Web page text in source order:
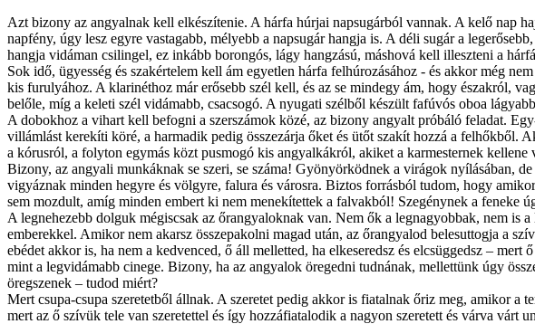
Azt bizony az angyalnak kell elkészítenie. A hárfa húrjai napsugárból vannak. A kelő nap
napfény, úgy lesz egyre vastagabb, mélyebb a napsugár hangja is. A déli sugár a
hangja vidáman csilingel, ez inkább borongós, lágy hangzású, máshová kell illeszteni a
Sok idő, ügyesség és szakértelem kell ám egyetlen hárfa felhúrozásához - és akkor még
kis furulyához. A klarinéthoz már erősebb szél kell, és az se mindegy ám, hogy északról,
belőle, míg a keleti szél vidámabb, csacsogó. A nyugati szélből készült fafúvós oboa
A dobokhoz a vihart kell befogni a szerszámok közé, az bizony angyalt próbáló feladat.
villámlást kerekíti köré, a harmadik pedig összezárja őket és ütőt szakít hozzá a felhőkből.
a kórusról, a folyton egymás közt pusmogó kis angyalkákról, akiket a karmesternek
Bizony, az angyali munkáknak se szeri, se száma! Gyönyörködnek a virágok nyílásában,
vigyáznak minden hegyre és völgyre, falura és városra. Biztos forrásból tudom, hogy
sem mozdult, amíg minden embert ki nem menekítettek a falvakból! Szegénynek a feneke
A legnehezebb dolguk mégiscsak az őrangyaloknak van. Nem ők a legnagyobbak, nem
emberekkel. Amikor nem akarsz összepakolni magad után, az őrangyalod belesuttogja a
ebédet akkor is, ha nem a kedvenced, ő áll melletted, ha elkeseredsz és elcsüggedsz –
mint a legvidámabb cinege. Bizony, ha az angyalok öregedni tudnának, mellettünk úgy
öregszenek – tudod miért?
Mert csupa-csupa szeretetből állnak. A szeretet pedig akkor is fiatalnak őriz meg, amikor a
mert az ő szívük tele van szeretettel és így hozzáfiatalodik a nagyon szeretett és várva várt